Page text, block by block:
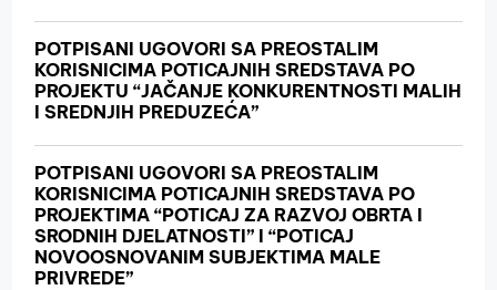
POTPISANI UGOVORI SA PREOSTALIM
KORISNICIMA POTICAJNIH SREDSTAVA PO
PROJEKTU “JAČANJE KONKURENTNOSTI MALIH
I SREDNJIH PREDUZEĆA”
POTPISANI UGOVORI SA PREOSTALIM
KORISNICIMA POTICAJNIH SREDSTAVA PO
PROJEKTIMA “POTICAJ ZA RAZVOJ OBRTA I
SRODNIH DJELATNOSTI” I “POTICAJ
NOVOOSNOVANIM SUBJEKTIMA MALE
PRIVREDE”